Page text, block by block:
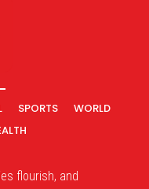
SPORTS
WORLD
flourish, and